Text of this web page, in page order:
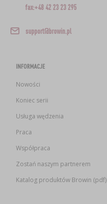
fax:+48 42 23 23 295
support@browin.pl
INFORMACJE
Nowości
Koniec serii
Usługa wędzenia
Praca
Współpraca
Zostań naszym partnerem
Katalog produktów Browin (pdf)